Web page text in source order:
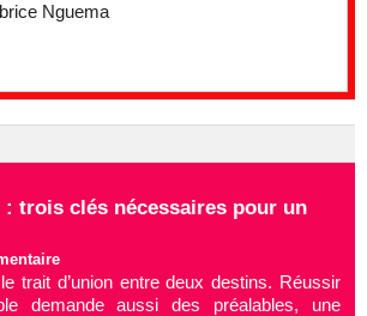
Nguema
: trois clés nécessaires pour un
trait d’union entre deux destins. Réussir
demande aussi des préalables, une